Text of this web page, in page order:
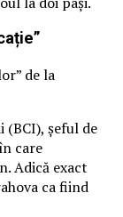
de la
șeful de
care
Adică exact
ca fiind